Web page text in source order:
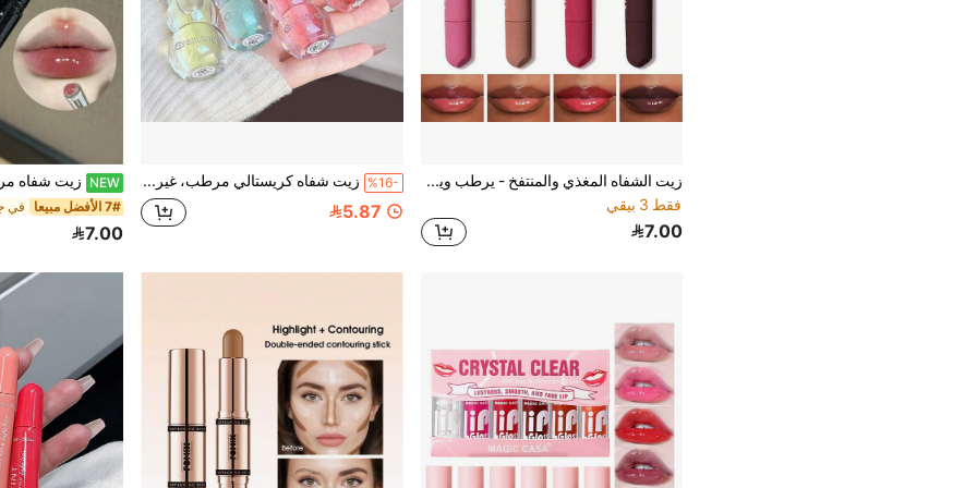
زيت الشفاه المغذي والمنتفخ - يرطب ويكسب الشفاه نعومة، يقلل من خطوط الشفاه، ذو قوام لامع غير لزج، لون زاهي، مناسب للمكياج اليومي والحفلات، هدية مثالية لعيد الميلاد وعيد الحب، ضروري للحفلات، أفضل هدية
فقط 3 بيقي
7.00
%16- زيت شفاه كريستالي مرطب، غير لزج، جل خفيف الوزن مغذي للعناية بالشفاه، يخلق شفاه ناعمة ولامعة، هدية محمولة لطيفة
5.87
NEW
7# الأفضل مبيعا في
7.00